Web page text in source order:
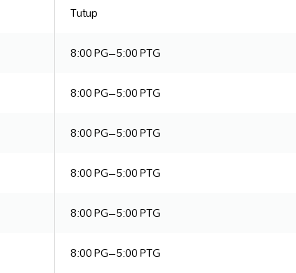
Tutup
8:00 PG–5:00 PTG
8:00 PG–5:00 PTG
8:00 PG–5:00 PTG
8:00 PG–5:00 PTG
8:00 PG–5:00 PTG
8:00 PG–5:00 PTG